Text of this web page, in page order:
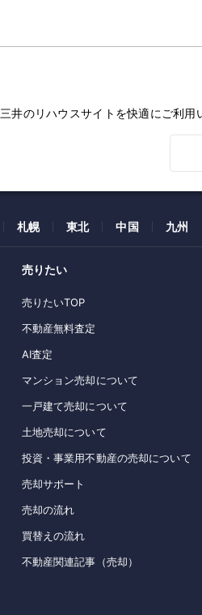
三井のリハウスサイトを快適にご利
札幌 東北 中国 九州
売りたい
売りたいTOP
不動産無料査定
AI査定
マンション売却について
一戸建て売却について
土地売却について
投資・事業用不動産の売却について
売却サポート
売却の流れ
買替えの流れ
不動産関連記事（売却）